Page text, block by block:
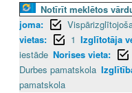
Notīrīt meklētos
joma:
vietas:
1 Izglītotāja
iestāde Norises vieta:
Durbes pamatskola
pamatskola